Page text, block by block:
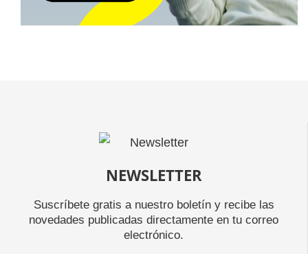
NEWSLETTER
Suscríbete gratis a nuestro boletín y recibe las
novedades publicadas directamente en tu correo
electrónico.